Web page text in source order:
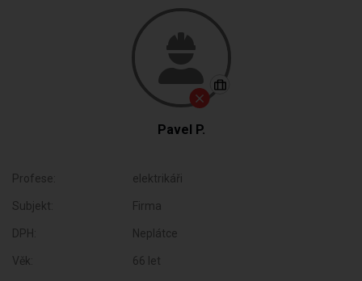
Pavel P.
Profese: elektrikáři
Subjekt: Firma
DPH: Neplátce
Věk: 66 let